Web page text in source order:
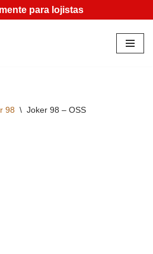
para lojistas
98 \ Joker 98 – OSS